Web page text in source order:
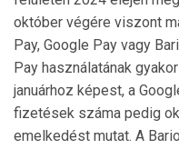
október végére viszont
Pay, Google Pay vagy
Pay használatának
januárhoz képest, a
fizetések száma pedig
emelkedést mutat. A